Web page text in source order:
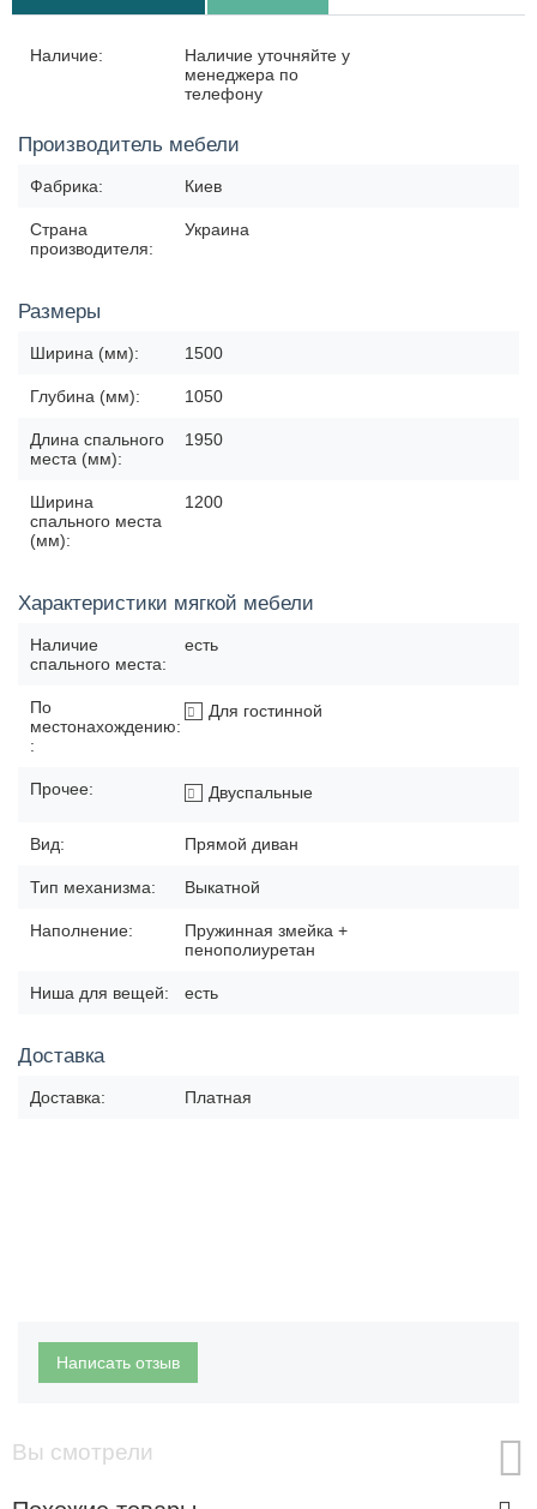
Наличие:
Наличие уточняйте у
менеджера по
телефону
Производитель мебели
Фабрика: Киев
Страна
производителя:
Украина
Размеры
Ширина (мм): 1500
Глубина (мм): 1050
Длина спального
места (мм):
1950
Ширина
спального места
(мм):
1200
Характеристики мягкой мебели
Наличие
спального места:
есть
По
местонахождению:
:
Для гостинной
Прочее: Двуспальные
Вид: Прямой диван
Тип механизма: Выкатной
Наполнение:
Пружинная змейка +
пенополиуретан
Ниша для вещей: есть
Доставка
Доставка: Платная
Написать отзыв
Вы смотрели